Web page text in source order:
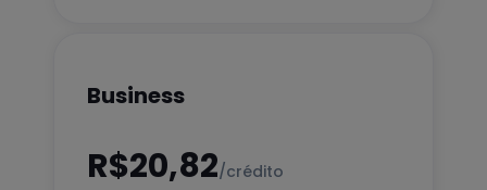
Business
R$20,82/crédito